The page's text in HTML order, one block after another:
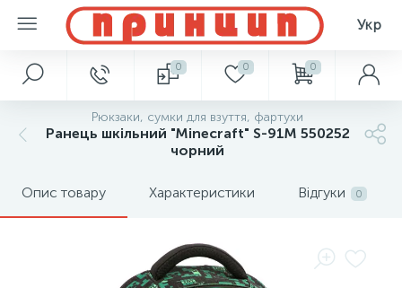
Укр
0 0 0
Рюкзаки, сумки для взуття, фартухи
Ранець шкільний "Minecraft" S-91M 550252
чорний
Опис товару Характеристики Відгуки 0